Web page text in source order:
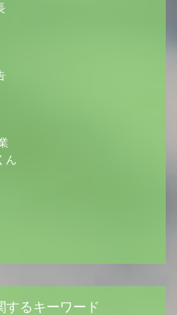
ん
するキーワード